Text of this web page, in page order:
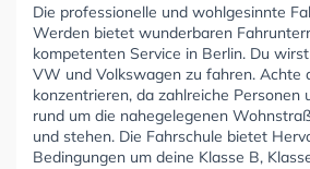
Die professionelle und wohlgesinnte
Werden bietet wunderbaren
kompetenten Service in Berlin. Du
VW und Volkswagen zu fahren. Achte
konzentrieren, da zahlreiche Personen
rund um die nahegelegenen
und stehen. Die Fahrschule bietet
Bedingungen um deine Klasse B,